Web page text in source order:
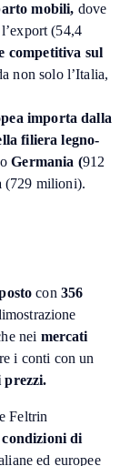
mobili, dove
(54,4
competitiva sul
non solo l’Italia,
importa dalla
filiera legno-
Germania (912
(729 milioni).
con 356
nei mercati
i conti con un
prezzi.
Feltrin
di
ed europee